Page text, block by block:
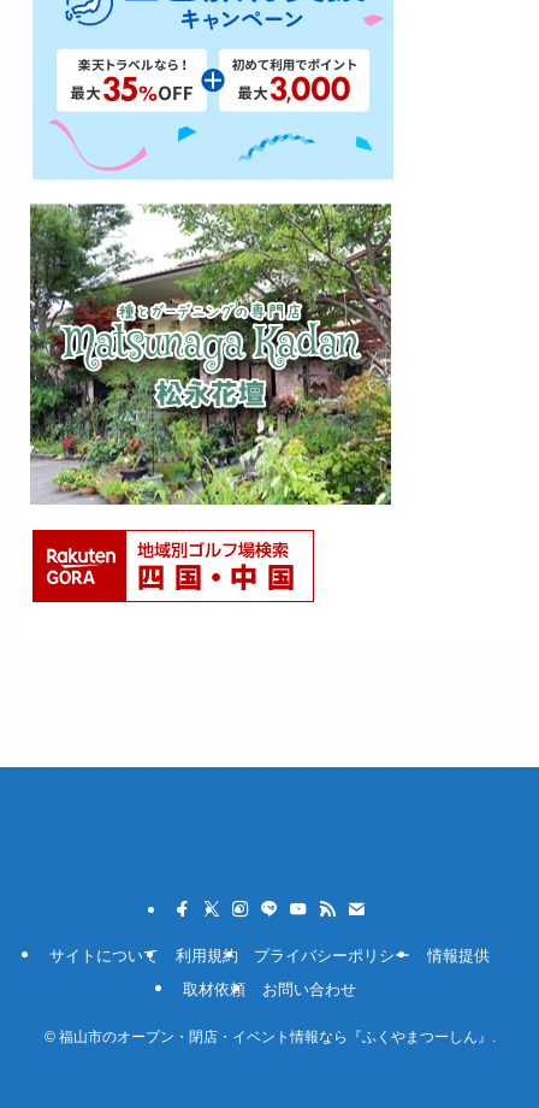
サイトについて 利用規約 プライバシーポリシー
情報提供
取材依頼
お問い合わせ
©福山市のオープン・閉店・イベント情報なら『ふくやまつーしん』.